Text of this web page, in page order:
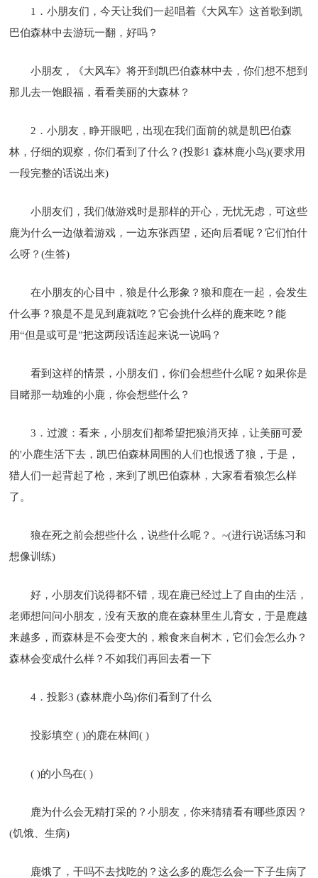
1．小朋友们，今天让我们一起唱着《大风车》这首歌到凯
巴伯森林中去游玩一翻，好吗？
小朋友，《大风车》将开到凯巴伯森林中去，你们想不想到
那儿去一饱眼福，看看美丽的大森林？
2．小朋友，睁开眼吧，出现在我们面前的就是凯巴伯森
林，仔细的观察，你们看到了什么？(投影1 森林鹿小鸟)(要求用
一段完整的话说出来)
小朋友们，我们做游戏时是那样的开心，无忧无虑，可这些
鹿为什么一边做着游戏，一边东张西望，还向后看呢？它们怕什
么呀？(生答)
在小朋友的心目中，狼是什么形象？狼和鹿在一起，会发生
什么事？狼是不是见到鹿就吃？它会挑什么样的鹿来吃？能
用“但是或可是”把这两段话连起来说一说吗？
看到这样的情景，小朋友们，你们会想些什么呢？如果你是
目睹那一劫难的小鹿，你会想些什么？
3．过渡：看来，小朋友们都希望把狼消灭掉，让美丽可爱
的'小鹿生活下去，凯巴伯森林周围的人们也恨透了狼，于是，
猎人们一起背起了枪，来到了凯巴伯森林，大家看看狼怎么样
了。
狼在死之前会想些什么，说些什么呢？。~(进行说话练习和
想像训练)
好，小朋友们说得都不错，现在鹿已经过上了自由的生活，
老师想问问小朋友，没有天敌的鹿在森林里生儿育女，于是鹿越
来越多，而森林是不会变大的，粮食来自树木，它们会怎么办？
森林会变成什么样？不如我们再回去看一下
4．投影3 (森林鹿小鸟)你们看到了什么
投影填空 ( )的鹿在林间( )
( )的小鸟在( )
鹿为什么会无精打采的？小朋友，你来猜猜看有哪些原因？
(饥饿、生病)
鹿饿了，干吗不去找吃的？这么多的鹿怎么会一下子生病了